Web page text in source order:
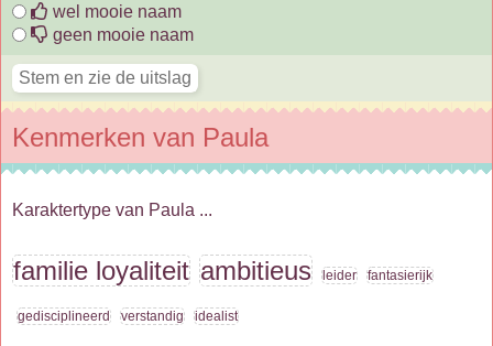
wel mooie naam
geen mooie naam
Kenmerken van Paula
Karaktertype van Paula ...
familie loyaliteit ambitieus leider fantasierijk
gedisciplineerd verstandig idealist